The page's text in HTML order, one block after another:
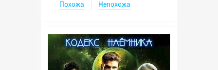
Похожа Непохожа